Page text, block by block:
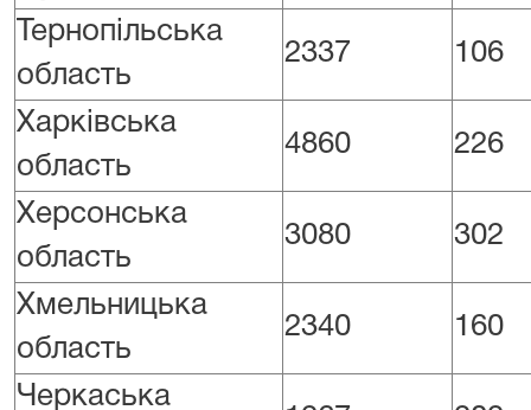
Тернопільська
область
2337 106
Харківська
область
4860 226
Херсонська
область
3080 302
Хмельницька
область
2340 160
Черкаська